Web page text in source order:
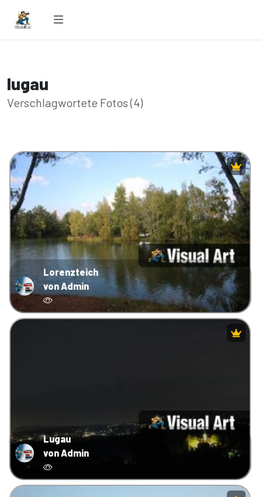
lugau
Verschlagwortete Fotos (4)
Lorenzteich
von Admin
Lugau
von Admin